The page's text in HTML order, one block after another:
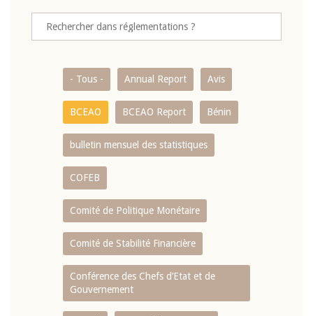
- Tous - Annual Report Avis
BCEAO BCEAO Report Bénin
bulletin mensuel des statistiques
COFEB
Comité de Politique Monétaire
Comité de Stabilité Financière
Conférence des Chefs d’Etat et de
Gouvernement